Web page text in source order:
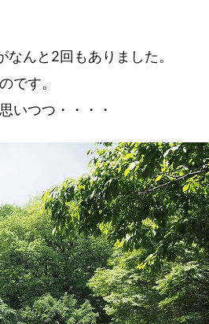
んと2回もありました。
です。
いつつ・・・・